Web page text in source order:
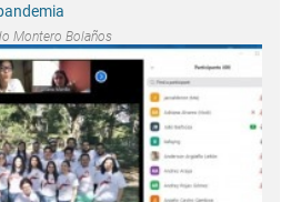
Montero Bolaños